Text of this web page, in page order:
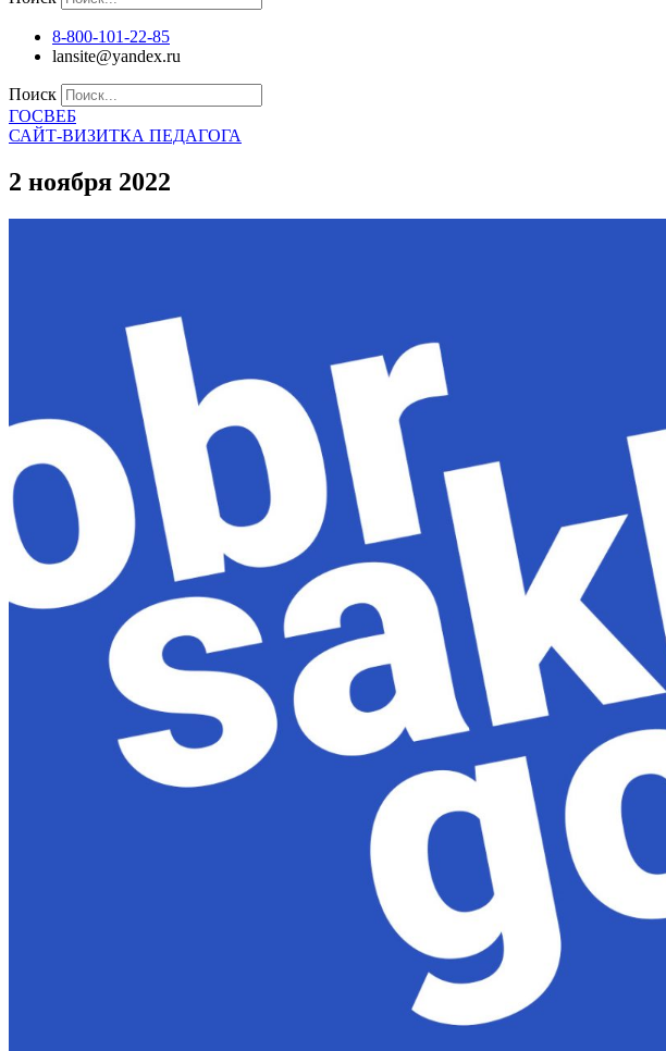
8-800-101-22-85
lansite@yandex.ru
Поиск
ГОСВЕБ
САЙТ-ВИЗИТКА ПЕДАГОГА
2 ноября 2022